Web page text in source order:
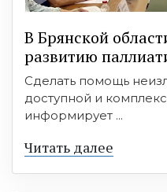
В Брянской
развитию
Сделать помощь
доступной и
информирует ...
Читать далее